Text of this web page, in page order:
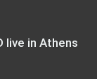
live in Athens